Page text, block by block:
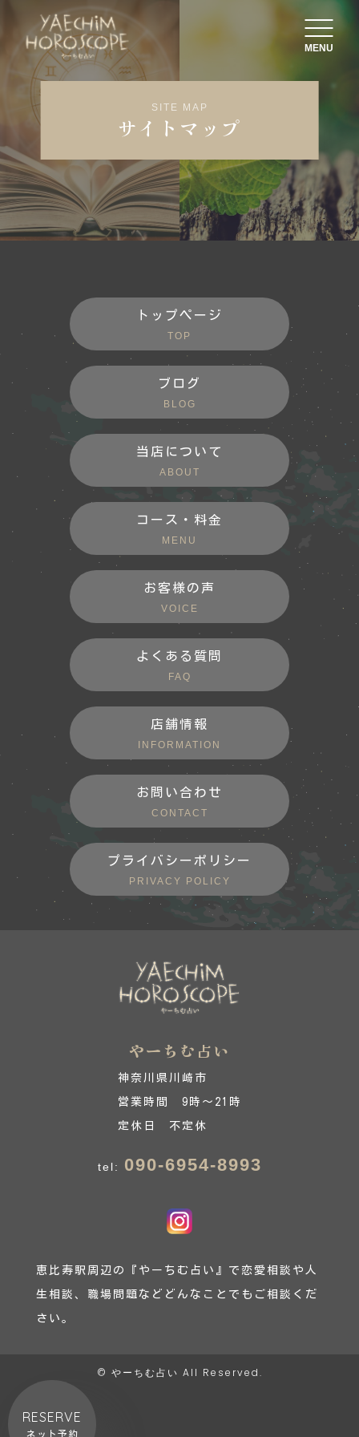
RESERVE
ネット予約
MENU
SITE MAP
サイトマップ
トップページ
TOP
ブログ
BLOG
当店について
ABOUT
コース・料金
MENU
お客様の声
VOICE
よくある質問
FAQ
店舗情報
INFORMATION
お問い合わせ
CONTACT
プライバシーポリシー
PRIVACY POLICY
やーちむ占い
神奈川県川崎市
営業時間 9時～21時
定休日 不定休
tel: 090-6954-8993
恵比寿駅周辺の『やーちむ占い』で恋愛相談や人
生相談、職場問題などどんなことでもご相談くだ
さい。
© やーちむ占い All Reserved.